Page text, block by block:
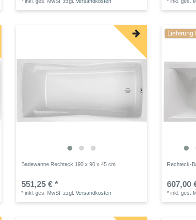
Badewanne Rechteck 190 x 90 x 45 cm
551,25 € *
*inkl. ges. MwSt. zzgl.Versandkosten
Rechteck-
607,00
*inkl. ges.